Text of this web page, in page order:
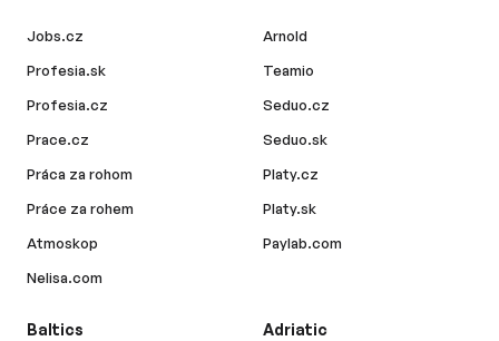
Jobs.cz
Profesia.sk
Profesia.cz
Prace.cz
Práca za rohom
Práce za rohem
Atmoskop
Nelisa.com
Arnold
Teamio
Seduo.cz
Seduo.sk
Platy.cz
Platy.sk
Paylab.com
Baltics Adriatic